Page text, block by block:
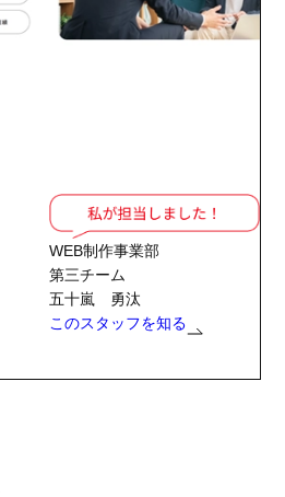
WEB制作事業部
第三チーム
五十嵐 勇汰
このスタッフを知る